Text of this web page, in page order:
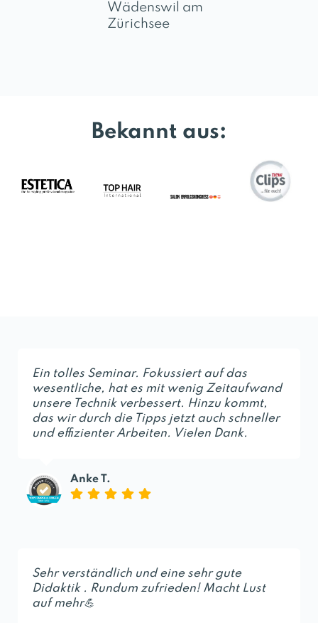
Wädenswil am
Zürichsee
Bekannt aus:
Ein tolles Seminar. Fokussiert auf das
wesentliche, hat es mit wenig Zeitaufwand
unsere Technik verbessert. Hinzu kommt,
das wir durch die Tipps jetzt auch schneller
und effizienter Arbeiten. Vielen Dank.
Anke T.
Sehr verständlich und eine sehr gute
Didaktik . Rundum zufrieden! Macht Lust
auf mehr💪